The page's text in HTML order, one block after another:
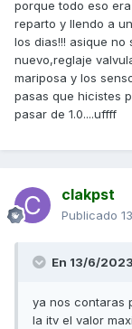
porque todo eso
reparto y llendo a
los dias!!! asique no
nuevo,reglaje
mariposa y los
pasas que hicistes
pasar de 1.0....uffff
clakpst
Publicado
En 13/6/
ya nos contaras
la itv el valor